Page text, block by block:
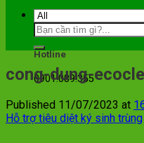
Hotline
0901.089.355
cong-dung-
Published 11/07/2023 at
Hỗ trợ tiêu diệt ký sinh trùng